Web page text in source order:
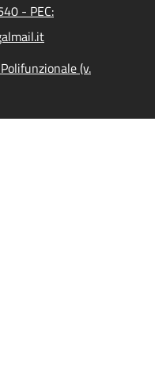
- PEC:
(v.